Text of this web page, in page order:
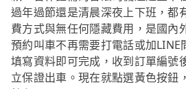
過年過節還是清晨深夜上下班，都
費方式與無任何隱藏費用，是國內
預約叫車不再需要打電話或加LINE
填寫資料即可完成，收到訂單編號
立保證出車。現在就點選黃色按鈕